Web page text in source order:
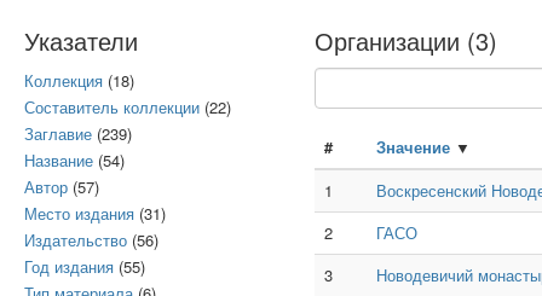
Указатели
Коллекция (18)
Составитель коллекции (22)
Заглавие (239)
Название (54)
Автор (57)
Место издания (31)
Издательство (56)
Год издания (55)
Организации (3)
# Значение ▼
1
Воскресенский
2
ГАСО
3
Новодевичий